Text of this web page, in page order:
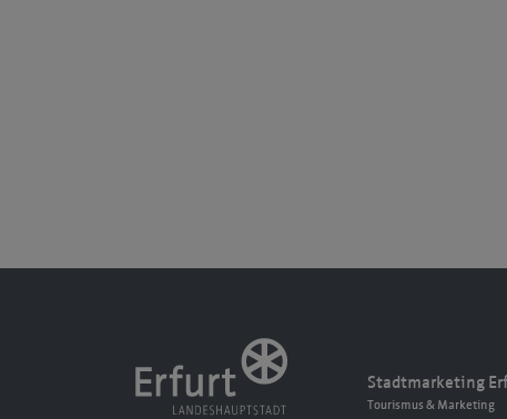
Stadtmarketing
Tourismus & Marketing